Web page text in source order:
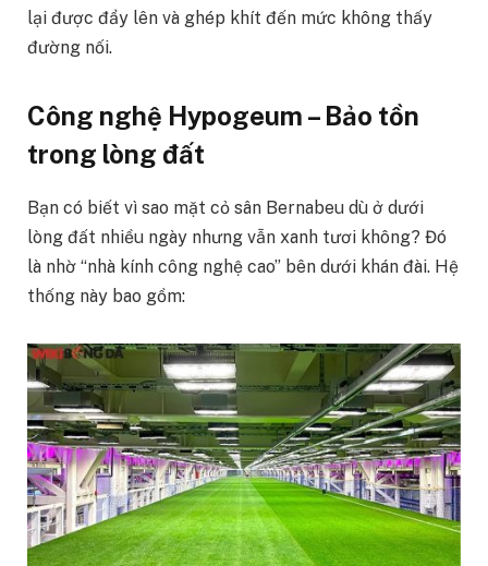
lại được đẩy lên và ghép khít đến mức không thấy
đường nối.
Công nghệ Hypogeum – Bảo tồn
trong lòng đất
Bạn có biết vì sao mặt cỏ sân Bernabeu dù ở dưới
lòng đất nhiều ngày nhưng vẫn xanh tươi không? Đó
là nhờ “nhà kính công nghệ cao” bên dưới khán đài. Hệ
thống này bao gồm: